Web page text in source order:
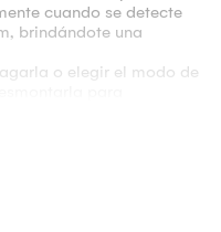
cuando se detecte
brindándote una
o elegir el modo de
- Modo 2: La luz se